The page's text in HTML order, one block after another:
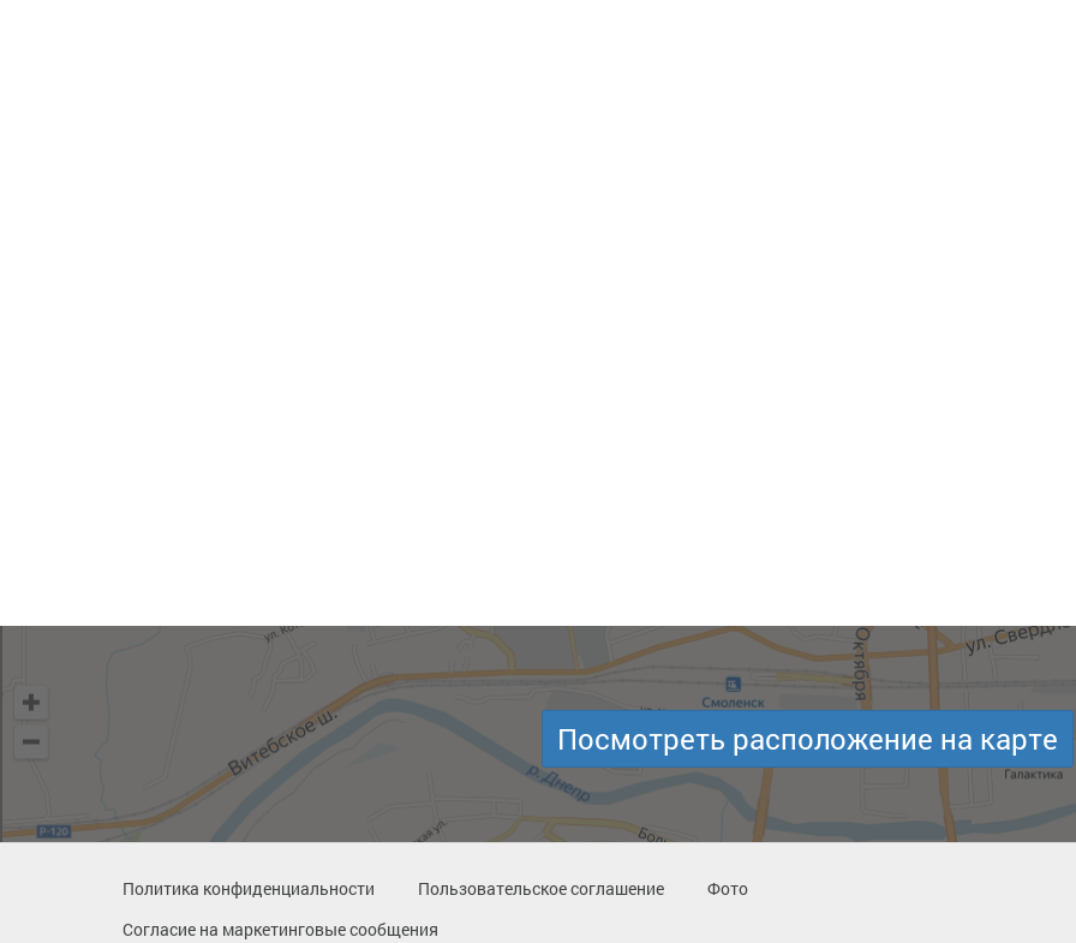
Посмотреть расположение на карте
Политика конфиденциальности Пользовательское соглашение
Фото
Согласие на маркетинговые сообщения